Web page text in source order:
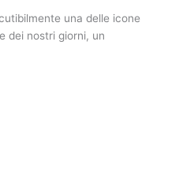
una delle icone
dei nostri giorni, un